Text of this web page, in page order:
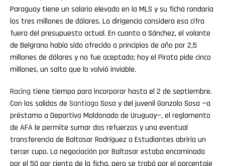
Paraguay tiene un salario elevado en la MLS y su ficha rondaría
los tres millones de dólares. La dirigencia considera esa cifra
fuera del presupuesto actual. En cuanto a Sánchez, el volante
de Belgrano había sido ofrecido a principios de año por 2,5
millones de dólares y no fue aceptado; hoy el Pirata pide cinco
millones, un salto que lo volvió inviable.
Racing tiene tiempo para incorporar hasta el 2 de septiembre.
Con las salidas de Santiago Sosa y del juvenil Gonzalo Sosa —a
préstamo a Deportivo Maldonado de Uruguay—, el reglamento
de AFA le permite sumar dos refuerzos y una eventual
transferencia de Baltasar Rodríguez a Estudiantes abriría un
tercer cupo. La negociación por Baltasar estaba encaminada
por el 50 por ciento de la ficha, pero se trabó por el porcentaje